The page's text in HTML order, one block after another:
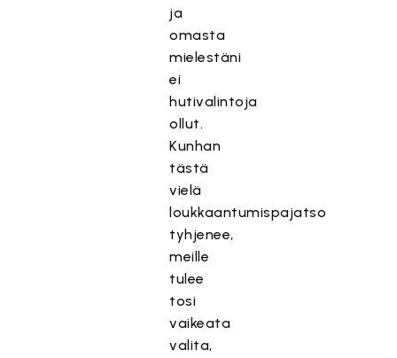
ja
omasta
mielestäni
ei
hutivalintoja
ollut.
Kunhan
tästä
vielä
loukkaantumispajatso
tyhjenee,
meille
tulee
tosi
vaikeata
valita,